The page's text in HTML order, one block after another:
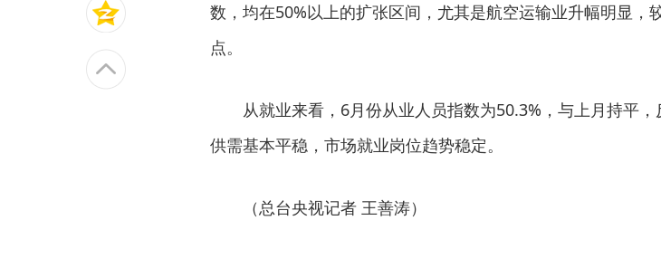
数，均在50%以上的扩张区间，尤其是航空运输业升幅明显，
点。
从就业来看，6月份从业人员指数为50.3%，与上月持平，
供需基本平稳，市场就业岗位趋势稳定。
（总台央视记者 王善涛）